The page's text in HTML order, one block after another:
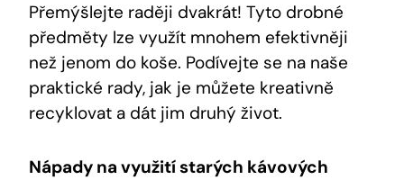
Přemýšlejte raději dvakrát! Tyto drobné
předměty lze využít mnohem efektivněji
než jenom do koše. Podívejte se na naše
praktické rady, jak je můžete kreativně
recyklovat a dát jim druhý život.
Nápady na využití starých kávových